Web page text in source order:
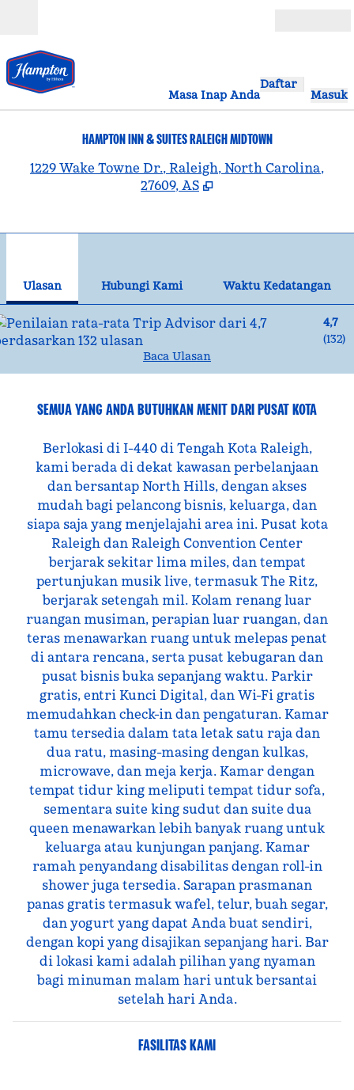
Masa Inap Anda
Daftar
Masuk
HAMPTON INN & SUITES RALEIGH MIDTOWN
1229 Wake Towne Dr., Raleigh, North Carolina,
27609, AS
Ulasan Hubungi Kami
Waktu Kedatangan
4,7
(132)
Baca Ulasan
SEMUA YANG ANDA BUTUHKAN MENIT DARI PUSAT KOTA
Berlokasi di I-440 di Tengah Kota Raleigh,
kami berada di dekat kawasan perbelanjaan
dan bersantap North Hills, dengan akses
mudah bagi pelancong bisnis, keluarga, dan
siapa saja yang menjelajahi area ini. Pusat kota
Raleigh dan Raleigh Convention Center
berjarak sekitar lima miles, dan tempat
pertunjukan musik live, termasuk The Ritz,
berjarak setengah mil. Kolam renang luar
ruangan musiman, perapian luar ruangan, dan
teras menawarkan ruang untuk melepas penat
di antara rencana, serta pusat kebugaran dan
pusat bisnis buka sepanjang waktu. Parkir
gratis, entri Kunci Digital, dan Wi-Fi gratis
memudahkan check-in dan pengaturan. Kamar
tamu tersedia dalam tata letak satu raja dan
dua ratu, masing-masing dengan kulkas,
microwave, dan meja kerja. Kamar dengan
tempat tidur king meliputi tempat tidur sofa,
sementara suite king sudut dan suite dua
queen menawarkan lebih banyak ruang untuk
keluarga atau kunjungan panjang. Kamar
ramah penyandang disabilitas dengan roll-in
shower juga tersedia. Sarapan prasmanan
panas gratis termasuk wafel, telur, buah segar,
dan yogurt yang dapat Anda buat sendiri,
dengan kopi yang disajikan sepanjang hari. Bar
di lokasi kami adalah pilihan yang nyaman
bagi minuman malam hari untuk bersantai
setelah hari Anda.
FASILITAS KAMI